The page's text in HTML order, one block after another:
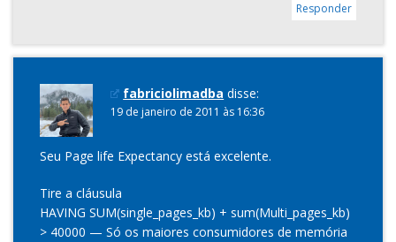
Responder
fabriciolimadba disse:
19 de janeiro de 2011 às 16:36
Seu Page life Expectancy está excelente.
Tire a cláusula
HAVING SUM(single_pages_kb) + sum(Multi_pages_kb)
> 40000 — Só os maiores consumidores de memória